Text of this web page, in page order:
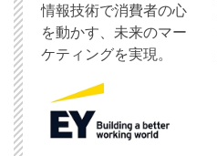
情報技術で消費者の心
を動かす、未来のマー
ケティングを実現。